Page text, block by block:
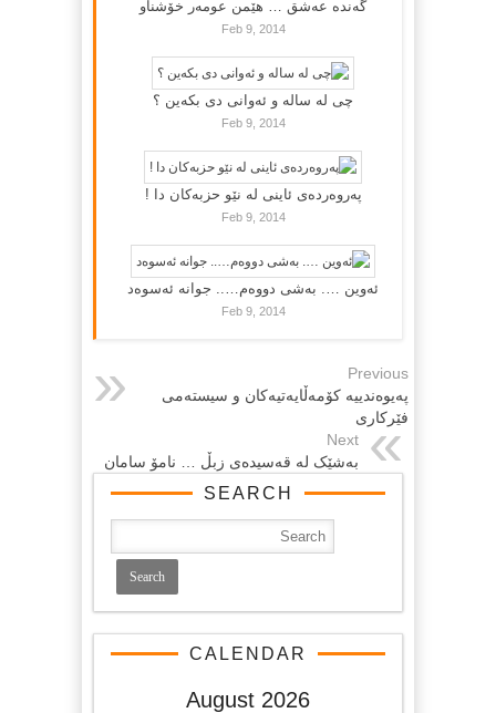
گه‌نده‌ عه‌شق … هێمن عومه‌ر خۆشناو
Feb 9, 2014
چی لە سالە و ئەوانی دی بكەین ؟
Feb 9, 2014
پەروەردەی ئاینی لە نێو حزبەکان دا !
Feb 9, 2014
ئەوین …. بەشی دووەم….. جوانە ئەسوەد
Feb 9, 2014
Previous
په‌یوه‌ندییه‌ کۆمه‌ڵایه‌تیه‌کان و سیسته‌می
فێرکاری
Next
به‌شێک له‌ قه‌سیده‌ی زبڵ … نامۆ سامان
SEARCH
CALENDAR
August 2026